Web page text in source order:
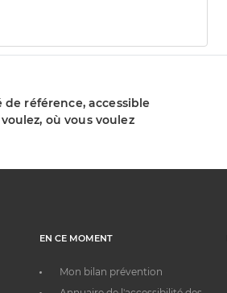
de référence, accessible
où vous voulez
EN CE MOMENT
Mon bilan prévention